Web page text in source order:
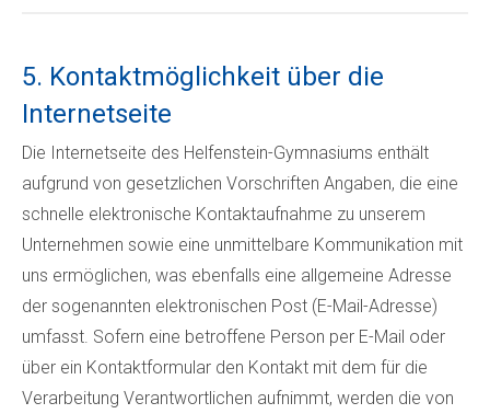
5. Kontaktmöglichkeit über die
Internetseite
Die Internetseite des Helfenstein-Gymnasiums enthält
aufgrund von gesetzlichen Vorschriften Angaben, die eine
schnelle elektronische Kontaktaufnahme zu unserem
Unternehmen sowie eine unmittelbare Kommunikation mit
uns ermöglichen, was ebenfalls eine allgemeine Adresse
der sogenannten elektronischen Post (E-Mail-Adresse)
umfasst. Sofern eine betroffene Person per E-Mail oder
über ein Kontaktformular den Kontakt mit dem für die
Verarbeitung Verantwortlichen aufnimmt, werden die von